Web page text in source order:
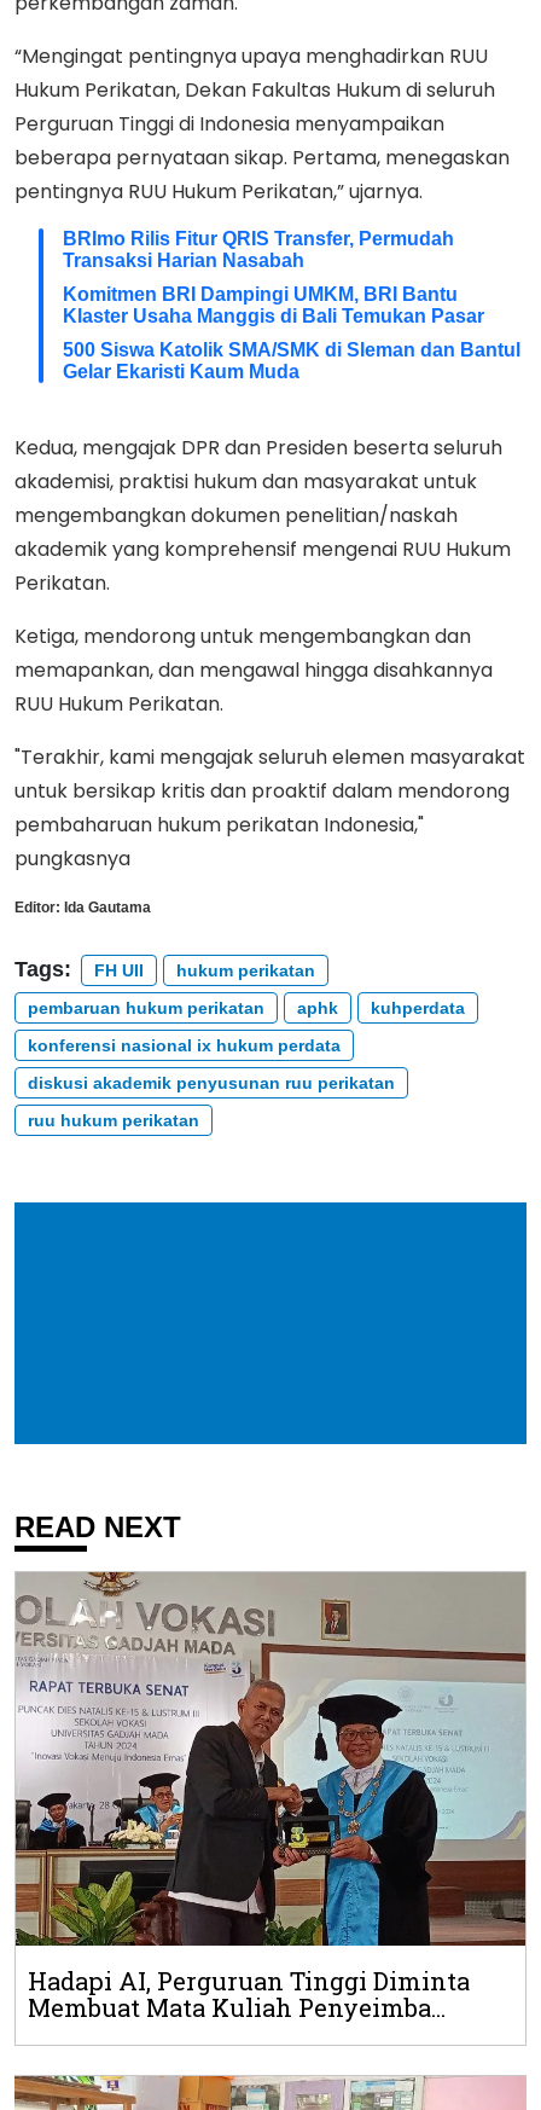
“Mengingat pentingnya upaya menghadirkan RUU
Hukum Perikatan, Dekan Fakultas Hukum di seluruh
Perguruan Tinggi di Indonesia menyampaikan
beberapa pernyataan sikap. Pertama, menegaskan
pentingnya RUU Hukum Perikatan,” ujarnya.
BRImo Rilis Fitur QRIS Transfer, Permudah
Transaksi Harian Nasabah
Komitmen BRI Dampingi UMKM, BRI Bantu
Klaster Usaha Manggis di Bali Temukan Pasar
500 Siswa Katolik SMA/SMK di Sleman dan Bantul
Gelar Ekaristi Kaum Muda
Kedua, mengajak DPR dan Presiden beserta seluruh
akademisi, praktisi hukum dan masyarakat untuk
mengembangkan dokumen penelitian/naskah
akademik yang komprehensif mengenai RUU Hukum
Perikatan.
Ketiga, mendorong untuk mengembangkan dan
memapankan, dan mengawal hingga disahkannya
RUU Hukum Perikatan.
"Terakhir, kami mengajak seluruh elemen masyarakat
untuk bersikap kritis dan proaktif dalam mendorong
pembaharuan hukum perikatan Indonesia,"
pungkasnya
Editor: Ida Gautama
Tags: FH UII
hukum perikatan
pembaruan hukum perikatan
aphk
kuhperdata
konferensi nasional ix hukum perdata
diskusi akademik penyusunan ruu perikatan
ruu hukum perikatan
READ NEXT
Hadapi AI, Perguruan Tinggi Diminta
Membuat Mata Kuliah Penyeimba...